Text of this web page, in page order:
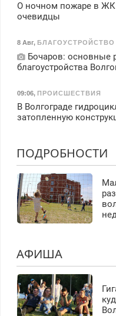
О ночном пожаре в ЖК
очевидцы
8 Авг, БЛАГОУСТРОЙСТВО
Бочаров: основные
благоустройства
09:06, ПРОИСШЕСТВИЯ
В Волгограде
затопленную
ПОДРОБНОСТИ
АФИША